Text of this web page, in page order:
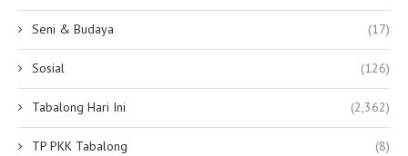
Seni & Budaya (17)
Sosial (126)
Tabalong Hari Ini (2,362)
TP PKK Tabalong (8)